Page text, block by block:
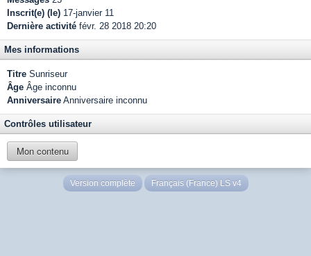
Inscrit(e) (le) 17-janvier 11
Dernière activité févr. 28 2018 20:20
Mes informations
Titre Sunriseur
Âge Âge inconnu
Anniversaire Anniversaire inconnu
Contrôles utilisateur
Mon contenu
Version complète Français (France) LS v4